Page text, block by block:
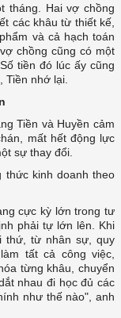
tháng. Hai vợ chồng
các khâu từ thiết kế,
và cả hạch toán
chồng cũng có một
tiền đó lúc ấy cũng
Tiền nhớ lại.
Tiền và Huyền cảm
mất hết động lực
phải tự lớn lên. Khi
thứ, từ nhân sự, quy
tất cả công việc,
từng khâu, chuyển
nhau đi học đủ các
như thế nào", anh